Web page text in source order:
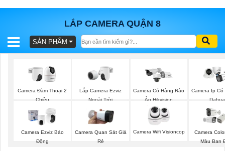
LẮP CAMERA QUẬN 8
BÁO
TRỌN
SẢN
SẢN PHẨM
Camera Đàm Thoại 2
Chiều
Lắp Camera Ezviz
Ngoài Trời
Camera Có Hàng Rào
Ảo Hikvision
Camera Ip Có
Dahua
Camera Ezviz Báo
Động
Camera Quan Sát Giá
Rẻ
Camera Wifi Visioncop
Camera
Màu Ban